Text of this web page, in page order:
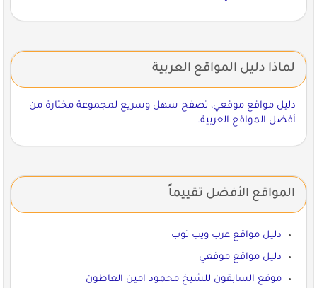
لماذا دليل المواقع العربية
دليل مواقع موقعي، تصفح سهل وسريع لمجموعة مختارة من
أفضل المواقع العربية.
المواقع الأفضل تقييماً
دليل مواقع عرب ويب توب
دليل مواقع موقعي
موقع السابقون للشيخ محمود امين العاطون